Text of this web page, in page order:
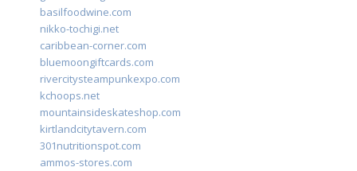
basilfoodwine.com
nikko-tochigi.net
caribbean-corner.com
bluemoongiftcards.com
rivercitysteampunkexpo.com
kchoops.net
mountainsideskateshop.com
kirtlandcitytavern.com
301nutritionspot.com
ammos-stores.com